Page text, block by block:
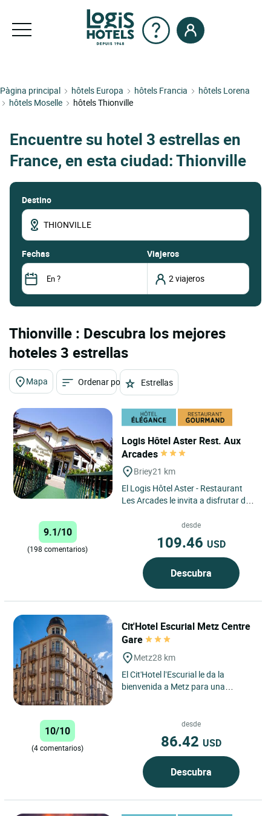
Pàgina principal hôtels Europa hôtels Francia
hôtels Lorena
hôtels Moselle
hôtels Thionville
Encuentre su hotel 3 estrellas en
France, en esta ciudad: Thionville
Destino
fechas Viajeros
Thionville : Descubra los mejores
hoteles 3 estrellas
Mapa Ordenar por Estrellas
Logis Hôtel Aster Rest. Aux
Arcades
Briey21 km
El Logis Hôtel Aster - Restaurant
Les Arcades le invita a disfrutar de
naturaleza, en Briey,...
9.1/10
(198 comentarios)
desde
109.46 USD
Descubra
Cit'Hotel Escurial Metz Centre
Gare
Metz28 km
El Cit'Hotel l’Escurial le da la
bienvenida a Metz para una
10/10
(4 comentarios)
desde
86.42 USD
Descubra